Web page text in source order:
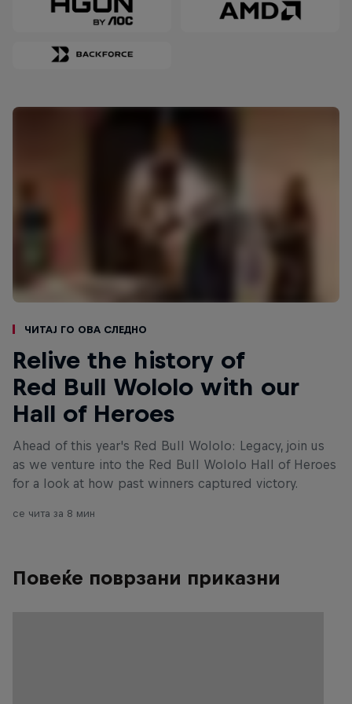
Читај го ова следно
Relive the history of
Red Bull Wololo with our
Hall of Heroes
Ahead of this year's Red Bull Wololo: Legacy, join us
as we venture into the Red Bull Wololo Hall of Heroes
for a look at how past winners captured victory.
се чита за 8 мин
Повеќе поврзани приказни